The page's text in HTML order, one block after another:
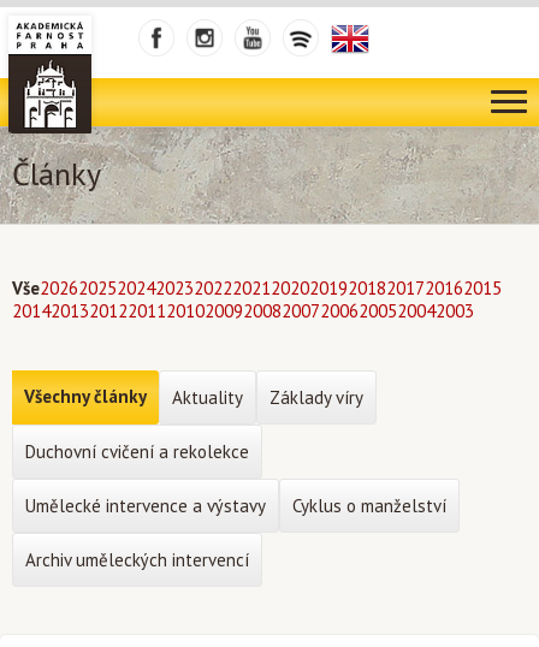
Články
Vše202620252024202320222021202020192018201720162015
201420132012201120102009200820072006200520042003
Všechny články Aktuality Základy víry
Duchovní cvičení a rekolekce
Umělecké intervence a výstavy Cyklus o manželství
Archiv uměleckých intervencí